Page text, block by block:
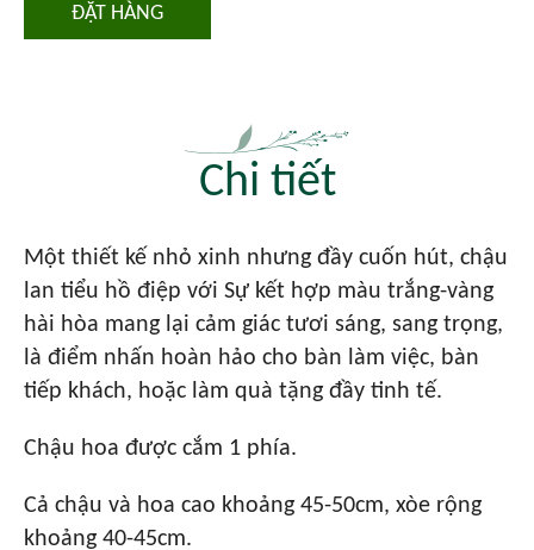
ĐẶT HÀNG
Chi tiết
Một thiết kế nhỏ xinh nhưng đầy cuốn hút, chậu
lan tiểu hồ điệp với Sự kết hợp màu trắng-vàng
hài hòa mang lại cảm giác tươi sáng, sang trọng,
là điểm nhấn hoàn hảo cho bàn làm việc, bàn
tiếp khách, hoặc làm quà tặng đầy tinh tế.
Chậu hoa được cắm 1 phía.
Cả chậu và hoa cao khoảng 45-50cm, xòe rộng
khoảng 40-45cm.